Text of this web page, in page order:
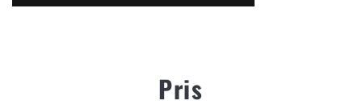
Pris